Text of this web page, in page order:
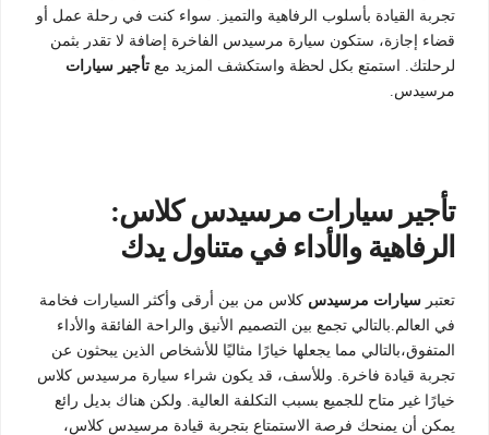
تجربة القيادة بأسلوب الرفاهية والتميز. سواء كنت في رحلة عمل أو
قضاء إجازة، ستكون سيارة مرسيدس الفاخرة إضافة لا تقدر بثمن
لرحلتك. استمتع بكل لحظة واستكشف المزيد مع تأجير سيارات
مرسيدس.
تأجير سيارات مرسيدس كلاس:
الرفاهية والأداء في متناول يدك
تعتبر سيارات مرسيدس كلاس من بين أرقى وأكثر السيارات فخامة
في العالم.بالتالي تجمع بين التصميم الأنيق والراحة الفائقة والأداء
المتفوق،بالتالي مما يجعلها خيارًا مثاليًا للأشخاص الذين يبحثون عن
تجربة قيادة فاخرة. وللأسف، قد يكون شراء سيارة مرسيدس كلاس
خيارًا غير متاح للجميع بسبب التكلفة العالية. ولكن هناك بديل رائع
يمكن أن يمنحك فرصة الاستمتاع بتجربة قيادة مرسيدس كلاس،